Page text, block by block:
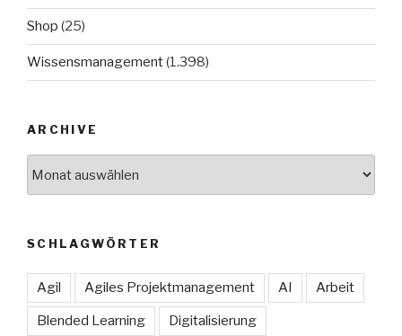
Shop (25)
Wissensmanagement(1.398)
ARCHIVE
SCHLAGWÖRTER
Agil Agiles Projektmanagement AI Arbeit
Blended Learning Digitalisierung